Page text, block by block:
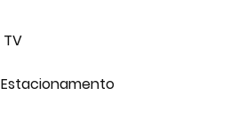
TV
Estacionamento